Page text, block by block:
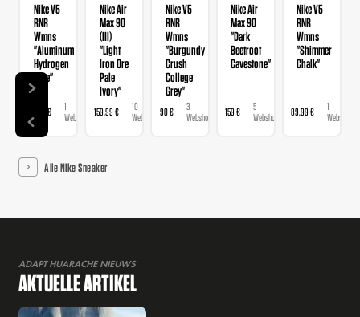
Nike V5
RNR
Wmns
"Aluminum
Hydrogen
Blue"
89,99 €
1
Webshop
Nike Air
Max 90
(III)
"Light
Iron Ore
Pale
Ivory"
159,99 €
10
Webshops
Nike V5
RNR
Wmns
"Burgundy
Crush
College
Grey"
90 €
3
Webshops
Nike Air
Max 90
"Dark
Beetroot
Cavestone"
159 €
5
Webshops
Nike V5
RNR
Wmns
"Shimmer
Chalk"
89,99 €
1
Webshop
Alle Nike Sneaker
ADAPT HUARACHE NIEUWS
AKTUELLE ARTIKEL